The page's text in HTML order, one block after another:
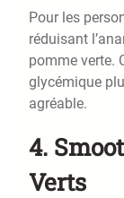
Pour les
réduisant
pomme verte.
glycémique
agréable.
4.
Verts